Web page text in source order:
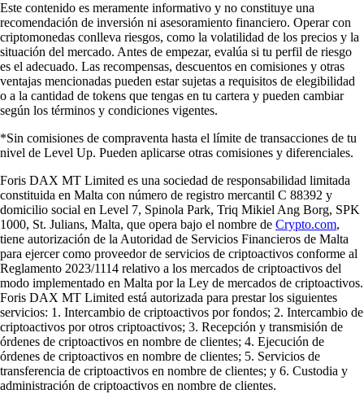
Este contenido es meramente informativo y no constituye una
recomendación de inversión ni asesoramiento financiero. Operar con
criptomonedas conlleva riesgos, como la volatilidad de los precios y la
situación del mercado. Antes de empezar, evalúa si tu perfil de riesgo
es el adecuado. Las recompensas, descuentos en comisiones y otras
ventajas mencionadas pueden estar sujetas a requisitos de elegibilidad
o a la cantidad de tokens que tengas en tu cartera y pueden cambiar
según los términos y condiciones vigentes.
*Sin comisiones de compraventa hasta el límite de transacciones de tu
nivel de Level Up. Pueden aplicarse otras comisiones y diferenciales.
Foris DAX MT Limited es una sociedad de responsabilidad limitada
constituida en Malta con número de registro mercantil C 88392 y
domicilio social en Level 7, Spinola Park, Triq Mikiel Ang Borg, SPK
1000, St. Julians, Malta, que opera bajo el nombre de Crypto.com,
tiene autorización de la Autoridad de Servicios Financieros de Malta
para ejercer como proveedor de servicios de criptoactivos conforme al
Reglamento 2023/1114 relativo a los mercados de criptoactivos del
modo implementado en Malta por la Ley de mercados de criptoactivos.
Foris DAX MT Limited está autorizada para prestar los siguientes
servicios: 1. Intercambio de criptoactivos por fondos; 2. Intercambio de
criptoactivos por otros criptoactivos; 3. Recepción y transmisión de
órdenes de criptoactivos en nombre de clientes; 4. Ejecución de
órdenes de criptoactivos en nombre de clientes; 5. Servicios de
transferencia de criptoactivos en nombre de clientes; y 6. Custodia y
administración de criptoactivos en nombre de clientes.